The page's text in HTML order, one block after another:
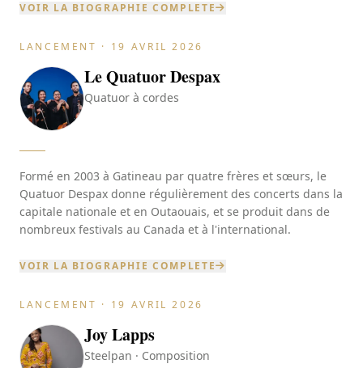
VOIR LA BIOGRAPHIE COMPLETE
LANCEMENT · 19 AVRIL 2026
Le Quatuor Despax
Quatuor à cordes
Formé en 2003 à Gatineau par quatre frères et sœurs, le
Quatuor Despax donne régulièrement des concerts dans la
capitale nationale et en Outaouais, et se produit dans de
nombreux festivals au Canada et à l'international.
VOIR LA BIOGRAPHIE COMPLETE
LANCEMENT · 19 AVRIL 2026
Joy Lapps
Steelpan · Composition